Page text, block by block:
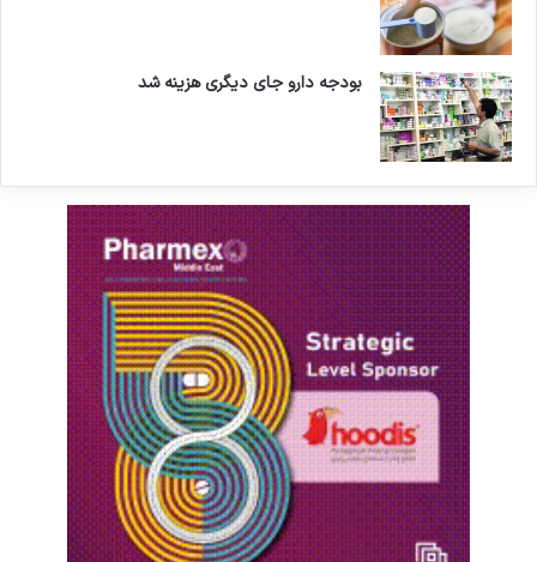
ما بازی خواهد کرد و تلاش می‌کند که مردم ما در
سایه تحریم‌ها صدمه ببینند که خوشبختانه به برنامه
ریزی و تلاش تولیدکنندگان اجازه ندادیم این اتفاق
رخ دهد و امروز هم در زمینه واکسن می‌بینید که
جمهوری اسلامی توانسته همه پلتفرم‌های واکسن در
دنیا را دنبال و راه‌اندازی کند.
سال قبل موفق شده بود که گواهی نظارت بر تولید و
عرضه واکسن را از سازمان بهداشت جهانی دریافت و
توانست آن را ثبت کند، افزود: داشتن این گواهی به
این معنی است که هر واکسنی را که سازمان غذا و
داروی ایران تایید کند از نظر سازمان جهانی بهداشت
می‌تواند در لیست تامین واکسن قرار گیرد.
بودجه دارو جای دیگری هزینه شد